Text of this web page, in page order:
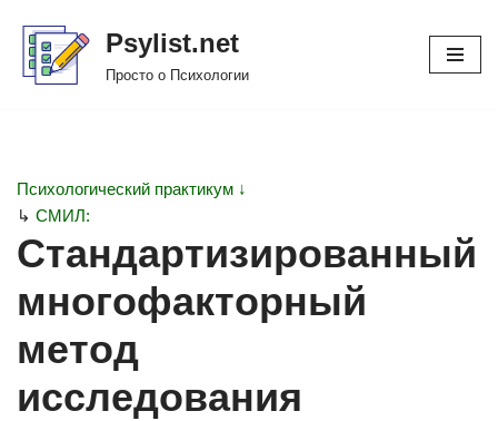
Перейти
Psylist.net
Просто о Психологии
Психологический практикум ↓
↳ СМИЛ:
Стандартизированный
многофакторный
метод
исследования